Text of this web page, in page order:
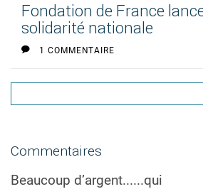
Fondation de France
solidarité nationale
1 COMMENTAIRE
Commentaires
Beaucoup d’argent......qui